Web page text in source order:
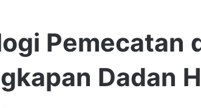
Pemecatan
Dadan